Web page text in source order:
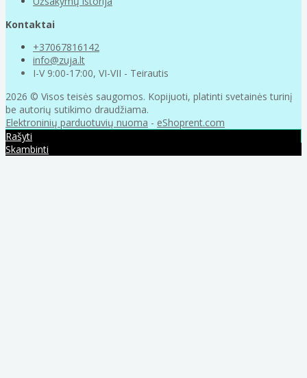
Kontaktai
+37067816142
info@zuja.lt
I-V 9:00-17:00, VI-VII - Teirautis
2026 © Visos teisės saugomos. Kopijuoti, platinti svetainės turinį
be autorių sutikimo draudžiama.
Elektroninių parduotuvių nuoma - eShoprent.com
Rašyti
Skambinti